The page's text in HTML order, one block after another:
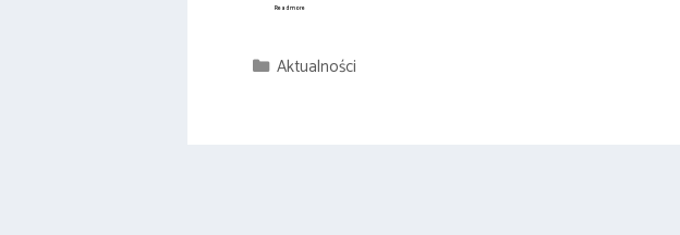
Read moreMontaż
Kategorie
Aktualności